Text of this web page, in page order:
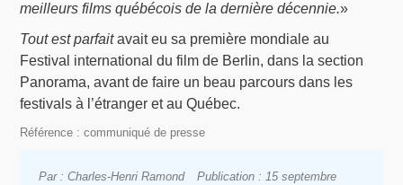
meilleurs films québécois de la dernière décennie.»
Tout est parfaitavait eu sa première mondiale au
Festival international du film de Berlin, dans la section
Panorama, avant de faire un beau parcours dans les
festivals à l’étranger et au Québec.
Référence : communiqué de presse
Par : Charles-Henri Ramond
Publication : 15 septembre